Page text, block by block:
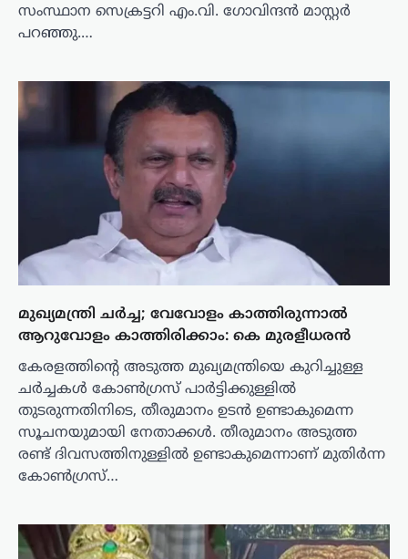
സംസ്ഥാന സെക്രട്ടറി എം.വി. ഗോവിന്ദൻ മാസ്റ്റർ
പറഞ്ഞു.…
മുഖ്യമന്ത്രി ചർച്ച; വേവോളം കാത്തിരുന്നാൽ
ആറുവോളം കാത്തിരിക്കാം: കെ മുരളീധരൻ
കേരളത്തിന്റെ അടുത്ത മുഖ്യമന്ത്രിയെ കുറിച്ചുള്ള
ചര്‍ച്ചകള്‍ കോണ്‍ഗ്രസ് പാര്‍ട്ടിക്കുള്ളില്‍
തുടരുന്നതിനിടെ, തീരുമാനം ഉടന്‍ ഉണ്ടാകുമെന്ന
സൂചനയുമായി നേതാക്കള്‍. തീരുമാനം അടുത്ത
രണ്ട് ദിവസത്തിനുള്ളില്‍ ഉണ്ടാകുമെന്നാണ് മുതിര്‍ന്ന
കോണ്‍ഗ്രസ്…